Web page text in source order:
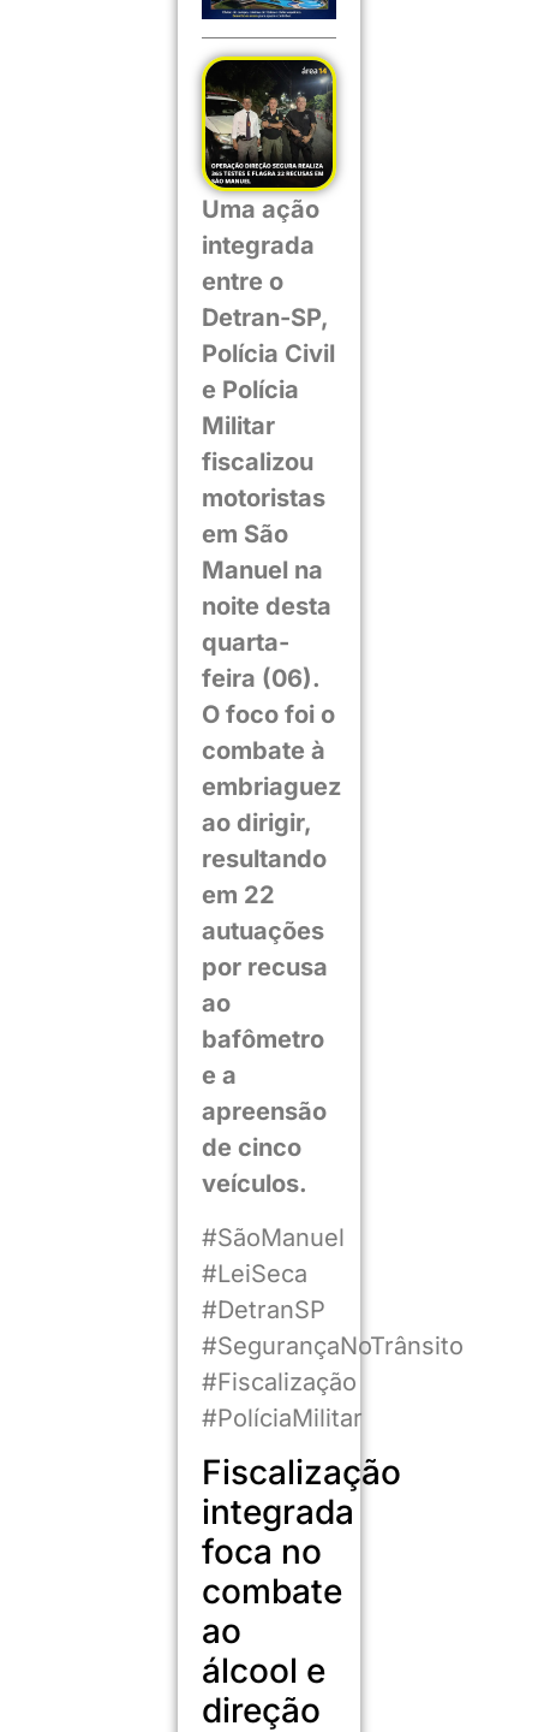
Uma ação
integrada
entre o
Detran-SP,
Polícia Civil
e Polícia
Militar
fiscalizou
motoristas
em São
Manuel na
noite desta
quarta-
feira (06).
O foco foi o
combate à
embriaguez
ao dirigir,
resultando
em 22
autuações
por recusa
ao
bafômetro
e a
apreensão
de cinco
veículos.
#SãoManuel
#LeiSeca
#DetranSP
#SegurançaNoTrânsito
#Fiscalização
#PolíciaMilitar
Fiscalização
integrada
foca no
combate
ao
álcool e
direção